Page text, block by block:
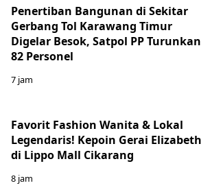
Penertiban Bangunan di Sekitar
Gerbang Tol Karawang Timur
Digelar Besok, Satpol PP Turunkan
82 Personel
7 jam
Favorit Fashion Wanita & Lokal
Legendaris! Kepoin Gerai Elizabeth
di Lippo Mall Cikarang
8 jam